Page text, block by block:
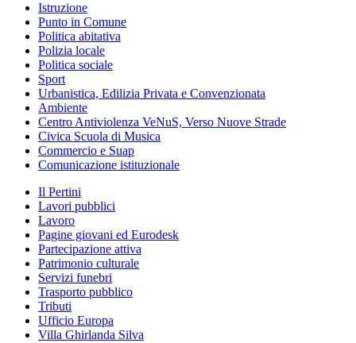
Istruzione
Punto in Comune
Politica abitativa
Polizia locale
Politica sociale
Sport
Urbanistica, Edilizia Privata e Convenzionata
Ambiente
Centro Antiviolenza VeNuS, Verso Nuove Strade
Civica Scuola di Musica
Commercio e Suap
Comunicazione istituzionale
Il Pertini
Lavori pubblici
Lavoro
Pagine giovani ed Eurodesk
Partecipazione attiva
Patrimonio culturale
Servizi funebri
Trasporto pubblico
Tributi
Ufficio Europa
Villa Ghirlanda Silva